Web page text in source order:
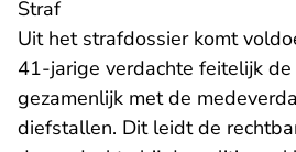
Straf
Uit het strafdossier komt
41-jarige verdachte feitelijk
gezamenlijk met de
diefstallen. Dit leidt de